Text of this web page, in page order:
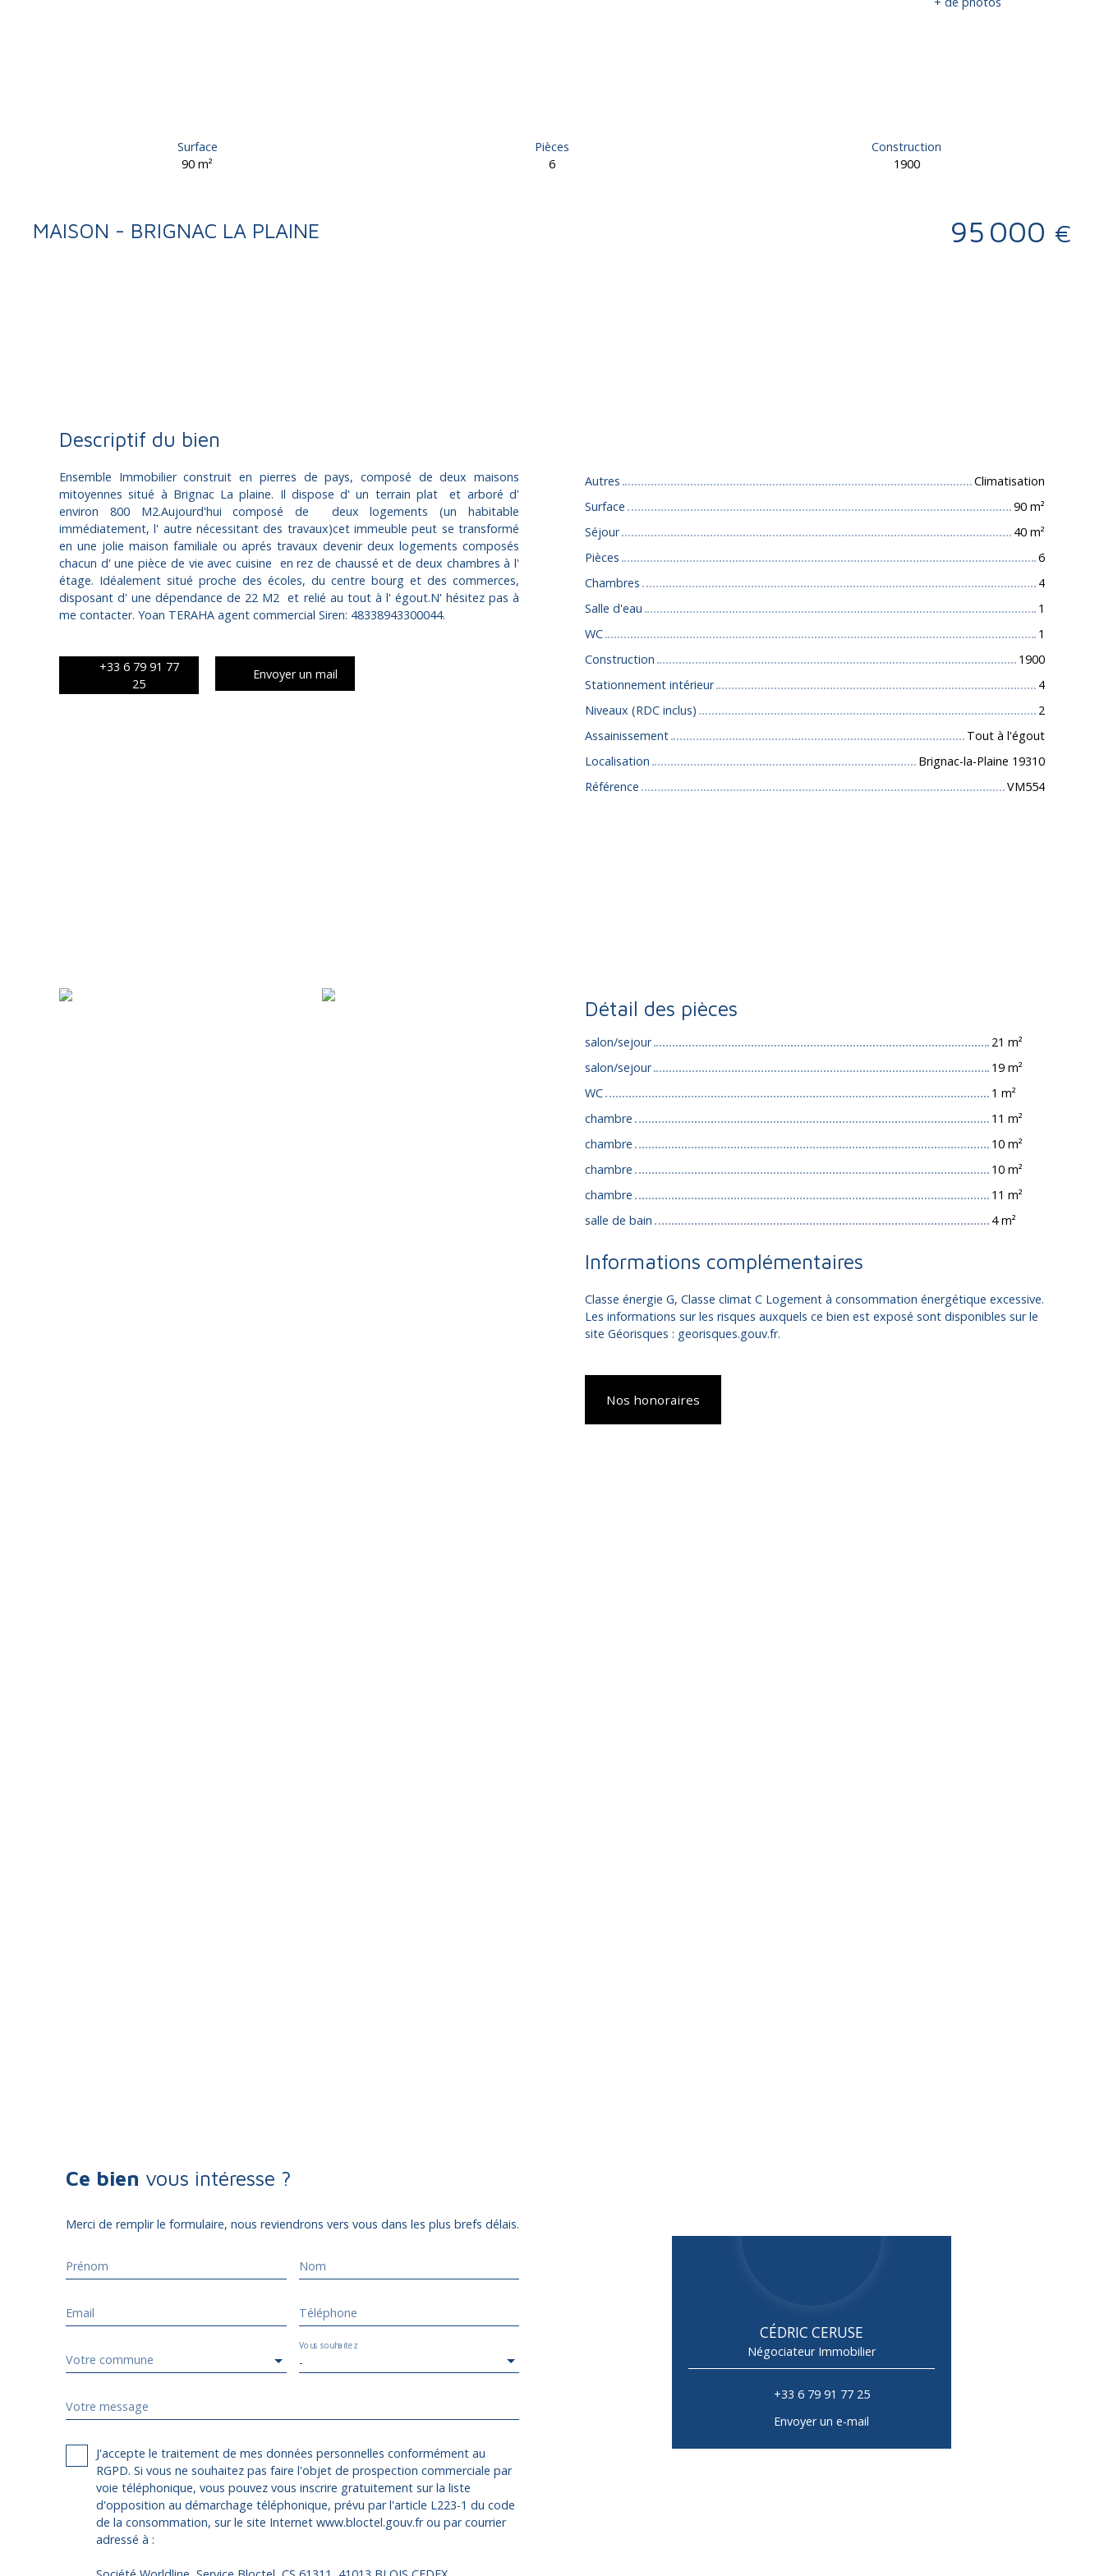
Surface
90m²
Pièces
6
Construction
1900
MAISON - BRIGNAC LA PLAINE 95 000 €
Descriptif du bien
Ensemble Immobilier construit en pierres de pays, composé de deux maisons
mitoyennes situé à Brignac La plaine. Il dispose d' un terrain plat et arboré d'
environ 800 M2.Aujourd'hui composé de deux logements (un habitable
immédiatement, l' autre nécessitant des travaux)cet immeuble peut se transformé
en une jolie maison familiale ou aprés travaux devenir deux logements composés
chacun d' une pièce de vie avec cuisine en rez de chaussé et de deux chambres à l'
étage. Idéalement situé proche des écoles, du centre bourg et des commerces,
disposant d' une dépendance de 22 M2 et relié au tout à l' égout.N' hésitez pas à
me contacter. Yoan TERAHA agent commercial Siren: 48338943300044.
+33 6 79 91 77
25
Envoyer un mail
Autres
Climatisation
Surface
90 m²
Séjour
40 m²
Pièces
6
Chambres
4
Salle d'eau
1
WC
1
Construction
1900
Stationnement intérieur
4
Niveaux (RDC inclus)
2
Assainissement
Tout à l'égout
Localisation
Brignac-la-Plaine 19310
Référence
VM554
Détail des pièces
salon/sejour
21 m²
salon/sejour
19 m²
WC
1 m²
chambre
11 m²
chambre
10 m²
chambre
10 m²
chambre
11 m²
salle de bain
4 m²
Informations complémentaires
Classe énergie G, Classe climat C Logement à consommation énergétique excessive.
Les informations sur les risques auxquels ce bien est exposé sont disponibles sur le
site Géorisques : georisques.gouv.fr.
Nos honoraires
Ce bien vous intéresse ?
Merci de remplir le formulaire, nous reviendrons vers vous dans les plus brefs délais.
Prénom Nom
Email Téléphone
Votre commune -
Vous souhaitez
Votre message
J'accepte le traitement de mes données personnelles conformément au
RGPD. Si vous ne souhaitez pas faire l'objet de prospection commerciale par
voie téléphonique, vous pouvez vous inscrire gratuitement sur la liste
d'opposition au démarchage téléphonique, prévu par l'article L223-1 du code
de la consommation, sur le site Internet www.bloctel.gouv.fr ou par courrier
adressé à :
CÉDRIC CERUSE
Négociateur Immobilier
+33 6 79 91 77 25
Envoyer un e-mail